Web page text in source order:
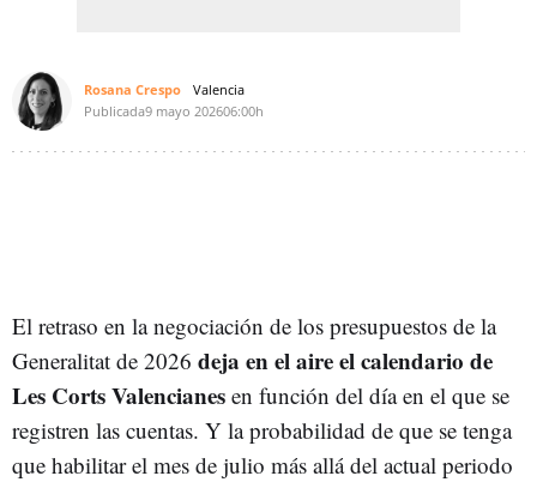
Rosana Crespo
Valencia
Publicada9 mayo 202606:00h
El retraso en la negociación de los presupuestos de la
Generalitat de 2026 deja en el aire el calendario de
Les Corts Valencianes en función del día en el que se
registren las cuentas. Y la probabilidad de que se tenga
que habilitar el mes de julio más allá del actual periodo